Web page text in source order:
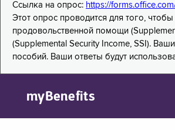
Ссылка на опрос: https://
Этот опрос проводится для того,
продовольственной помощи
(Supplemental Security Income, SSI).
пособий. Ваши ответы будут
myBenefits